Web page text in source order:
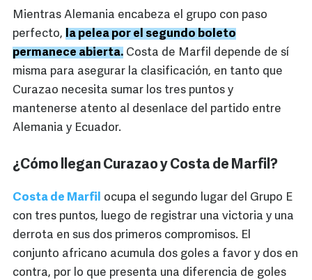
Mientras Alemania encabeza el grupo con paso
perfecto, la pelea por el segundo boleto
permanece abierta. Costa de Marfil depende de sí
misma para asegurar la clasificación, en tanto que
Curazao necesita sumar los tres puntos y
mantenerse atento al desenlace del partido entre
Alemania y Ecuador.
¿Cómo llegan Curazao y Costa de Marfil?
Costa de Marfil ocupa el segundo lugar del Grupo E
con tres puntos, luego de registrar una victoria y una
derrota en sus dos primeros compromisos. El
conjunto africano acumula dos goles a favor y dos en
contra, por lo que presenta una diferencia de goles